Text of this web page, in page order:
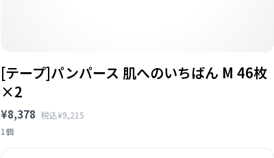
[テープ]パンパース 肌へのいちばん M 46枚
×2
¥8,378 税込¥9,215
1個